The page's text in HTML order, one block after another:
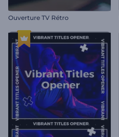
Ouverture TV Rétro